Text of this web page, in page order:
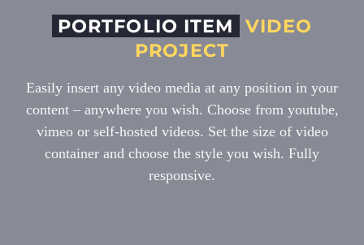
PORTFOLIO ITEM
VIDEO
PROJECT
Easily insert any video media at any position in your
content – anywhere you wish. Choose from youtube,
vimeo or self-hosted videos. Set the size of video
container and choose the style you wish. Fully
responsive.